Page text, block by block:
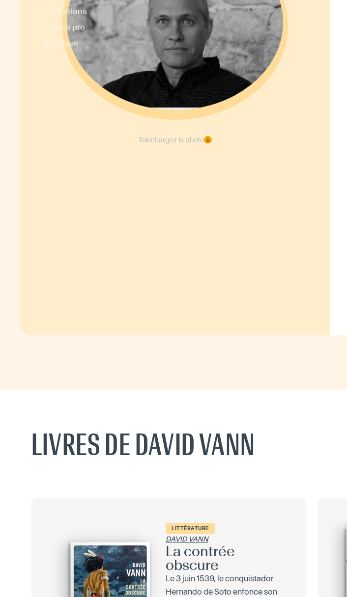
Collections
Espace pro
Boutique
Téléchargez la photo
LIVRES DE DAVID VANN
LITTÉRATURE
DAVID VANN
La contrée
obscure
Le 3 juin 1539, le conquistador
Hernando de Soto enfonce son